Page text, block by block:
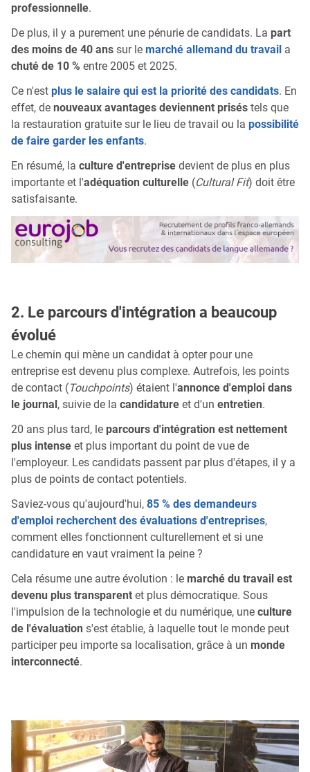
professionnelle.
De plus, il y a purement une pénurie de candidats. La part
des moins de 40 ans sur le marché allemand du travail a
chuté de 10 % entre 2005 et 2025.
Ce n'est plus le salaire qui est la priorité des candidats. En
effet, de nouveaux avantages deviennent prisés tels que
la restauration gratuite sur le lieu de travail ou la possibilité
de faire garder les enfants.
En résumé, la culture d'entreprise devient de plus en plus
importante et l'adéquation culturelle (Cultural Fit) doit être
satisfaisante.
2. Le parcours d'intégration a beaucoup
évolué
Le chemin qui mène un candidat à opter pour une
entreprise est devenu plus complexe. Autrefois, les points
de contact (Touchpoints) étaient l'annonce d'emploi dans
le journal , suivie de la candidature et d'un entretien.
20 ans plus tard, le parcours d'intégration est nettement
plus intense et plus important du point de vue de
l'employeur. Les candidats passent par plus d'étapes, il y a
plus de points de contact potentiels.
Saviez-vous qu'aujourd'hui, 85 % des demandeurs
d'emploi recherchent des évaluations d'entreprises,
comment elles fonctionnent culturellement et si une
candidature en vaut vraiment la peine ?
Cela résume une autre évolution : le marché du travail est
devenu plus transparent et plus démocratique. Sous
l'impulsion de la technologie et du numérique, une culture
de l'évaluation s'est établie, à laquelle tout le monde peut
participer peu importe sa localisation, grâce à un monde
interconnecté.